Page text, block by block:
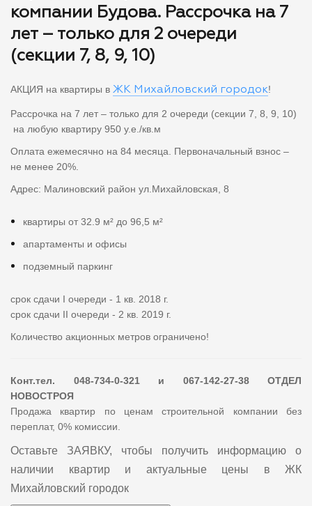
компании Будова. Рассрочка на 7
лет – только для 2 очереди
(секции 7, 8, 9, 10)
АКЦИЯ на квартиры в ЖК Михайловский городок!
Рассрочка на 7 лет – только для 2 очереди (секции 7, 8, 9, 10)
на любую квартиру 950 у.е./кв.м
Оплата ежемесячно на 84 месяца. Первоначальный взнос –
не менее 20%.
Адрес: Малиновский район ул.Михайловская, 8
квартиры от 32.9 м² до 96,5 м²
апартаменты и офисы
подземный паркинг
срок сдачи I очереди - 1 кв. 2018 г.
срок сдачи II очереди - 2 кв. 2019 г.
Количество акционных метров ограничено!
Конт.тел. 048-734-0-321 и 067-142-27-38 ОТДЕЛ
НОВОСТРОЯ
Продажа квартир по ценам строительной компании без
переплат, 0% комиссии.
Оставьте ЗАЯВКУ, чтобы получить информацию о
наличии квартир и актуальные цены в ЖК
Михайловский городок